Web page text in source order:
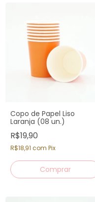
Copo de Papel Liso
Laranja (08 un.)
R$19,90
R$18,91 com Pix